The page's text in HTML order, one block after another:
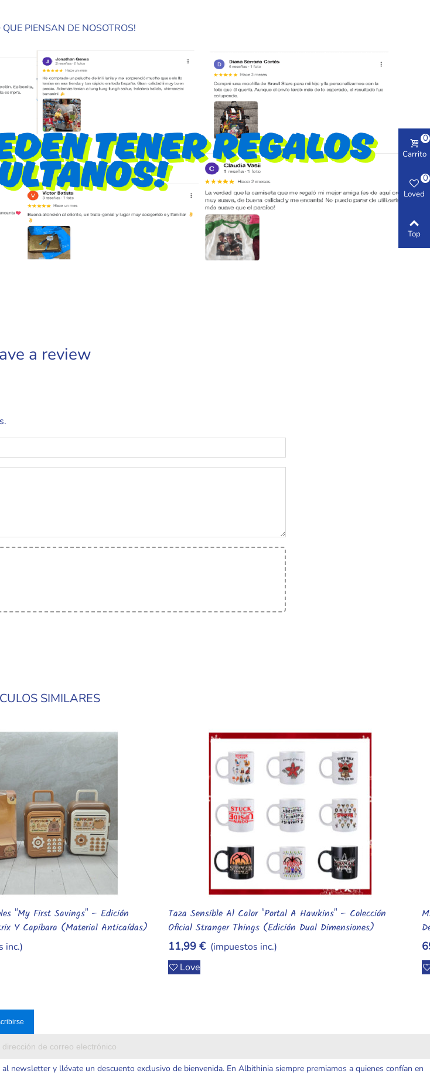
PIENSAN DE NOSOTROS!
a review
SIMILARES
Al Carrito
"Portal A Hawkins" – Colección
(Edición Dual Dimensiones)
inc.)
Añadir Al Carrito
Micro-Construcción Stay Puft: El Gigante De Algodón – Set
De Bloques De Partículas Pequeñas (Edición Ghostbusters)
69,99 € (impuestos inc.)
Love
al newsletter y llévate un descuento exclusivo de bienvenida. En Albithinia siempre premiamos a quienes confían en
Carrito
0
Loved
0
Top